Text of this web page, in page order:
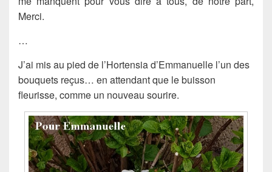
Merci.
…
J’ai mis au pied de l’Hortensia d’Emmanuelle l’un des
bouquets reçus… en attendant que le buisson
fleurisse, comme un nouveau sourire.